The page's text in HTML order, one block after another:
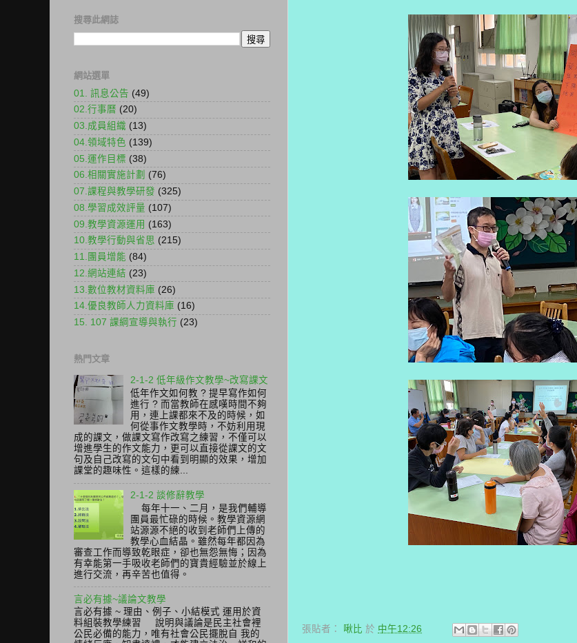
張貼者： 啾比 於 中午12:26
搜尋此網誌
網站選單
01. 訊息公告 (49)
02.行事曆 (20)
03.成員組織 (13)
04.領域特色 (139)
05.運作目標 (38)
06.相關實施計劃 (76)
07.課程與教學研發 (325)
08.學習成效評量 (107)
09.教學資源運用 (163)
10.教學行動與省思 (215)
11.團員增能 (84)
12.網站連結 (23)
13.數位教材資料庫 (26)
14.優良教師人力資料庫 (16)
15. 107 課綱宣導與執行 (23)
熱門文章
2-1-2 低年級作文教學~改寫課文
低年作文如何教 ? 提早寫作如何
進行 ? 而當教師在感嘆時間不夠
用，連上課都來不及的時候，如
何從事作文教學時，不妨利用現
成的課文，做課文寫作改寫之練習，不僅可以
增進學生的作文能力，更可以直接從課文的文
句及自己改寫的文句中看到明顯的效果，增加
課堂的趣味性。這樣的練...
2-1-2 談修辭教學
每年十一、二月，是我們輔導
團員最忙碌的時候。教學資源網
站源源不絕的收到老師們上傳的
教學心血結晶。雖然每年都因為
審查工作而導致乾眼症，卻也無怨無悔；因為
有幸能第一手吸收老師們的寶貴經驗並於線上
進行交流，再辛苦也值得。
言必有據~議論文教學
言必有據 ~ 理由、例子、小結模式 運用於資
料組裝教學練習 說明與議論是民主社會裡
公民必備的能力，唯有社會公民擺脫自 我的